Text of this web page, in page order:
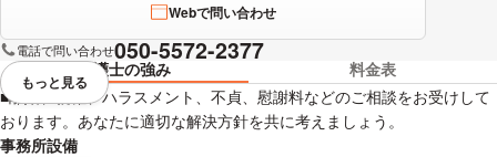
Webで問い合わせ
電話で問い合わせ050-5572-2377
弁護士の強み
料金表
■離婚、親権、ハラスメント、不貞、慰謝料などのご相談をお受けして
おります。あなたに適切な解決方針を共に考えましょう。
事務所設備
視覚的に省略されている要素を
もっと見る